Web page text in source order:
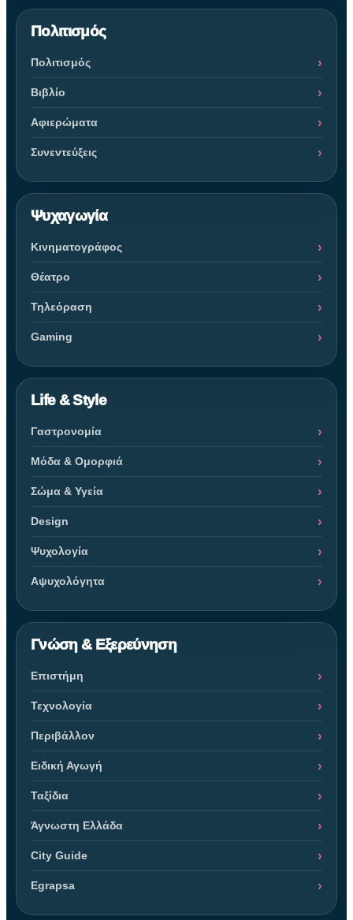
Πολιτισμός
Πολιτισμός
Βιβλίο
Αφιερώματα
Συνεντεύξεις
Ψυχαγωγία
Κινηματογράφος
Θέατρο
Τηλεόραση
Gaming
Life & Style
Γαστρονομία
Μόδα & Ομορφιά
Σώμα & Υγεία
Design
Ψυχολογία
Αψυχολόγητα
Γνώση & Εξερεύνηση
Επιστήμη
Τεχνολογία
Περιβάλλον
Ειδική Αγωγή
Ταξίδια
Άγνωστη Ελλάδα
City Guide
Egrapsa